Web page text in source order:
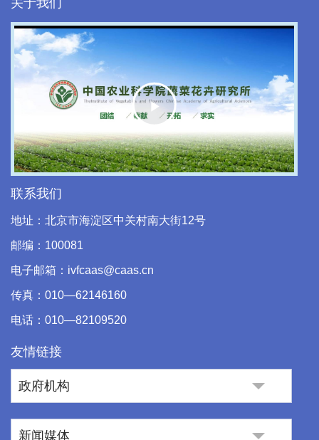
关于我们
Play
Video
联系我们
地址：北京市海淀区中关村南大街12号
邮编：100081
电子邮箱：ivfcaas@caas.cn
传真：010—62146160
电话：010—82109520
友情链接
政府机构
新闻媒体